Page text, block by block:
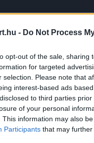
- Do Not Process
opt-out of the sale,
for targeted
selection. Please note that
interest-based ads
to third parties
of your personal
This information may also
Participants that may further
nagyot, Martin
Az incidens úgy
a motorja